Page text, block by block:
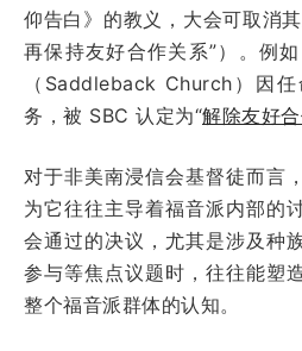
仰告白》的教义，大会可取消
再保持友好合作关系”）。例
（Saddleback Church）因
务，被 SBC 认定为“解除友好
对于非美南浸信会基督徒而言
为它往往主导着福音派内部的
会通过的决议，尤其是涉及种
参与等焦点议题时，往往能塑
整个福音派群体的认知。